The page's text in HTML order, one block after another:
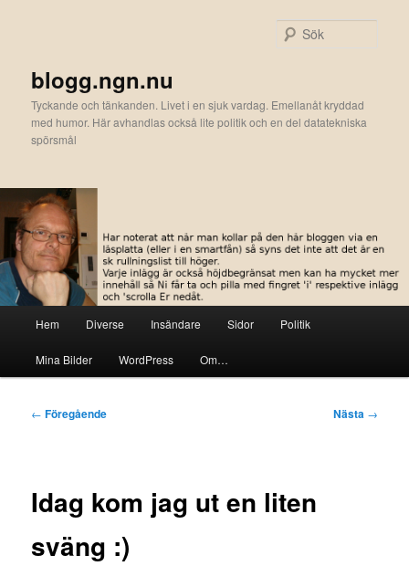
blogg.ngn.nu
Tyckande och tänkanden. Livet i en sjuk vardag. Emellanåt kryddad
med humor. Här avhandlas också lite politik och en del datatekniska
spörsmål
Hem Diverse Insändare Sidor Politik
Mina Bilder WordPress Om…
Inläggsnavigering
← Föregående Nästa →
Idag kom jag ut en liten
sväng :)